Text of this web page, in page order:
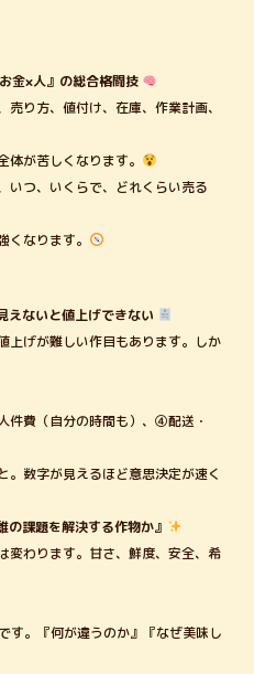
金×人』の総合格闘技
り方、値付け、在庫、作業計画、
が苦しくなります。
いつ、いくらで、どれくらい売る
なります。
ないと値上げできない
上げが難しい作目もあります。しか
費（自分の時間も）、④配送・
。数字が見えるほど意思決定が速く
課題を解決する作物か』
変わります。甘さ、鮮度、安全、希
す。『何が違うのか』『なぜ美味し